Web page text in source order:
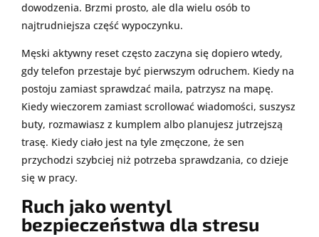
dowodzenia. Brzmi prosto, ale dla wielu osób to
najtrudniejsza część wypoczynku.
Męski aktywny reset często zaczyna się dopiero wtedy,
gdy telefon przestaje być pierwszym odruchem. Kiedy na
postoju zamiast sprawdzać maila, patrzysz na mapę.
Kiedy wieczorem zamiast scrollować wiadomości, suszysz
buty, rozmawiasz z kumplem albo planujesz jutrzejszą
trasę. Kiedy ciało jest na tyle zmęczone, że sen
przychodzi szybciej niż potrzeba sprawdzania, co dzieje
się w pracy.
Ruch jako wentyl
bezpieczeństwa dla stresu